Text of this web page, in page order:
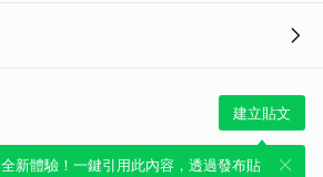
建立貼文
全新體驗！一鍵引用此內容，透過發布貼